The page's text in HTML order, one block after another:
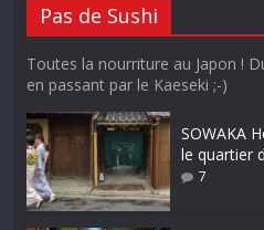
Pas de Sushi
Toutes la nourriture au Japon !
en passant par le Kaeseki ;-)
SOWAKA
le quartier
7